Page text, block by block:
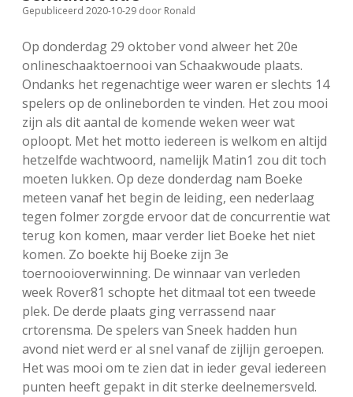
FSB: Schaakwoude II
FSB: Schaakwoude III
Koppelingen
Sponsoren
facebookinstagram
Gepubliceerd 2020-10-29 door Ronald
Op donderdag 29 oktober vond alweer het 20e
onlineschaaktoernooi van Schaakwoude plaats.
Ondanks het regenachtige weer waren er slechts 14
spelers op de onlineborden te vinden. Het zou mooi
zijn als dit aantal de komende weken weer wat
oploopt. Met het motto iedereen is welkom en altijd
hetzelfde wachtwoord, namelijk Matin1 zou dit toch
moeten lukken. Op deze donderdag nam Boeke
meteen vanaf het begin de leiding, een nederlaag
tegen folmer zorgde ervoor dat de concurrentie wat
terug kon komen, maar verder liet Boeke het niet
komen. Zo boekte hij Boeke zijn 3e
toernooioverwinning. De winnaar van verleden
week Rover81 schopte het ditmaal tot een tweede
plek. De derde plaats ging verrassend naar
crtorensma. De spelers van Sneek hadden hun
avond niet werd er al snel vanaf de zijlijn geroepen.
Het was mooi om te zien dat in ieder geval iedereen
punten heeft gepakt in dit sterke deelnemersveld.